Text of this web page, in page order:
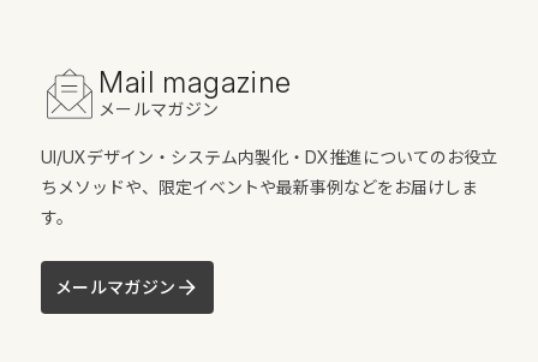
Mail magazine
メールマガジン
UI/UXデザイン・システム内製化・DX推進についてのお役立
ちメソッドや、限定イベントや最新事例などをお届けしま
す。
メールマガジン